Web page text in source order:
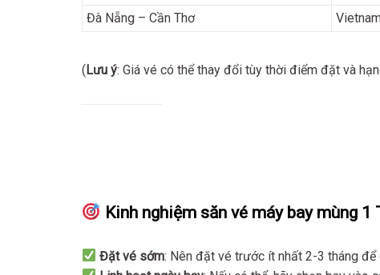
Đà Nẵng – Cần Thơ
(Lưu ý: Giá vé có thể thay đổi tùy thời điểm đặt và
Kinh nghiệm săn vé máy bay mùng 1
Đặt vé sớm: Nên đặt vé trước ít nhất 2-3 tháng